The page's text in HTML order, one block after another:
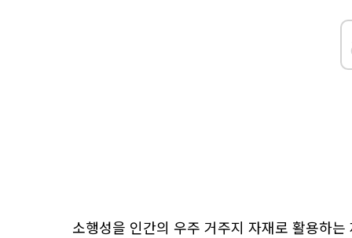
소행성을 인간의 우주 거주지 자재로 활용하